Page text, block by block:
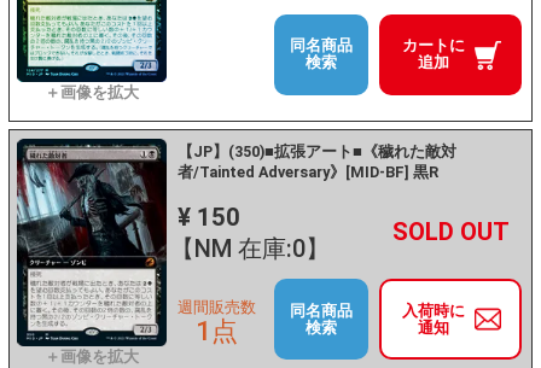
カートに
追加
同名商品
検索
【JP】(350)■拡張アート■《穢れた敵対
者/Tainted Adversary》[MID-BF] 黒R
¥ 150
【NM 在庫:0】
－ +
入荷時に
通知
週間販売数
1点
同名商品
検索